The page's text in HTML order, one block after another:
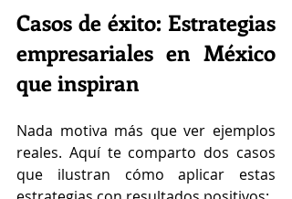
Casos de éxito: Estrategias
empresariales en México
que inspiran
Nada motiva más que ver ejemplos
reales. Aquí te comparto dos casos
que ilustran cómo aplicar estas